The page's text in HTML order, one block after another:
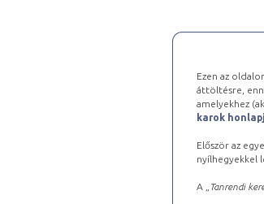
Ezen az
áttöltésre,
amelyekhez
karok
Először az
nyílhegyekkel
A „ Tanrendi